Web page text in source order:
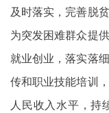
及时落实，完善脱
为突发困难群众提
就业创业，落实落
传和职业技能培训
人民收入水平，持